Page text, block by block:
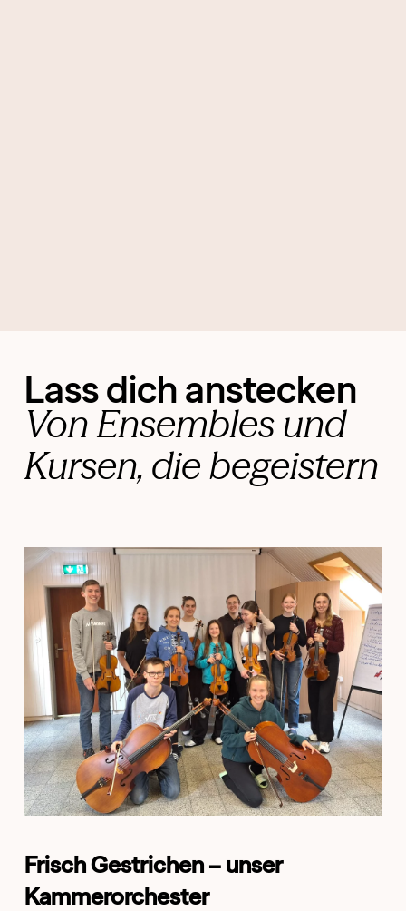
Lass dich anstecken
Von Ensembles und
Kursen, die begeistern
Frisch Gestrichen – unser
Kammerorchester